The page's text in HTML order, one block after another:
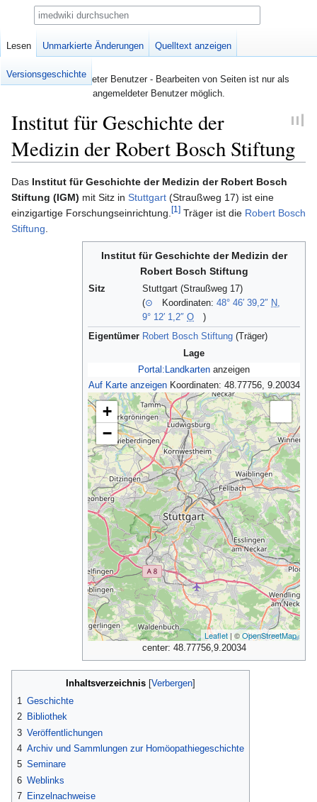
Nicht angemeldeter Benutzer - Bearbeiten von Seiten ist nur als
angemeldeter Benutzer möglich.
Institut für Geschichte der
Medizin der Robert Bosch Stiftung
Zur
Navigation
springen
Zur
Suche
springen
Das Institut für Geschichte der Medizin der Robert Bosch
Stiftung (IGM) mit Sitz in Stuttgart (Straußweg 17) ist eine
einzigartige Forschungseinrichtung.[1] Träger ist die Robert Bosch
Stiftung.
Institut für Geschichte der Medizin der
Robert Bosch Stiftung
Sitz
Stuttgart (Straußweg 17)
(⊙ Koordinaten: 48° 46′ 39,2″ N,
9° 12′ 1,2″ O
)
Eigentümer Robert Bosch Stiftung (Träger)
Lage
Portal:Landkarten anzeigen
Auf Karte anzeigen Koordinaten: 48.77756, 9.20034
+
−
Leaflet | ©OpenStreetMap
center: 48.77756,9.20034
Inhaltsverzeichnis
1
Geschichte
2 Bibliothek
3 Veröffentlichungen
4 Archiv und Sammlungen zur Homöopathiegeschichte
5 Seminare
6 Weblinks
7 Einzelnachweise
Seite Diskussion
Lesen Unmarkierte Änderungen Quelltext anzeigen
Versionsgeschichte
Suche